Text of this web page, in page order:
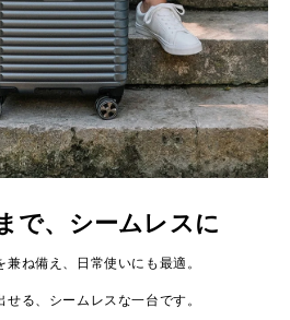
で、シームレスに
ね備え、日常使いにも最適。
せる、シームレスな一台です。